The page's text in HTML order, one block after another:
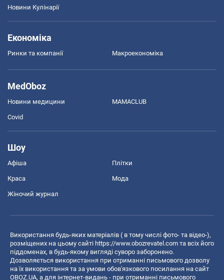
Новини Кулінарії
Економіка
Ринки та компанії Макроекономіка
MedOboz
Новини медицини MAMACLUB
Covid
Шоу
Афіша Плітки
Краса Мода
Жіночий журнал
Використання будь-яких матеріалів ( в тому числі фото- та відео-),
розміщених на цьому сайті https://www.obozrevatel.com та всіх його
піддоменах, в будь-якому вигляді суворо заборонено.
Дозволяється використання при отриманні письмового дозволу
на їх використання та за умови обов'язкового посилання на сайт
OBOZ.UA, а для інтернет-видань - при отриманні письмового